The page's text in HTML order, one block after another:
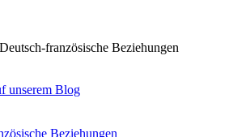
französische Beziehungen
unserem Blog
Beziehungen